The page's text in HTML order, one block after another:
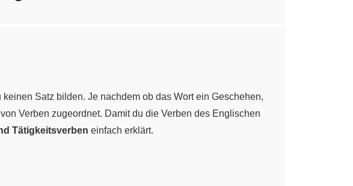
Satz bilden. Je nachdem ob das Wort ein Geschehen,
Verben zugeordnet. Damit du die Verben des Englischen
Tätigkeitsverben einfach erklärt.